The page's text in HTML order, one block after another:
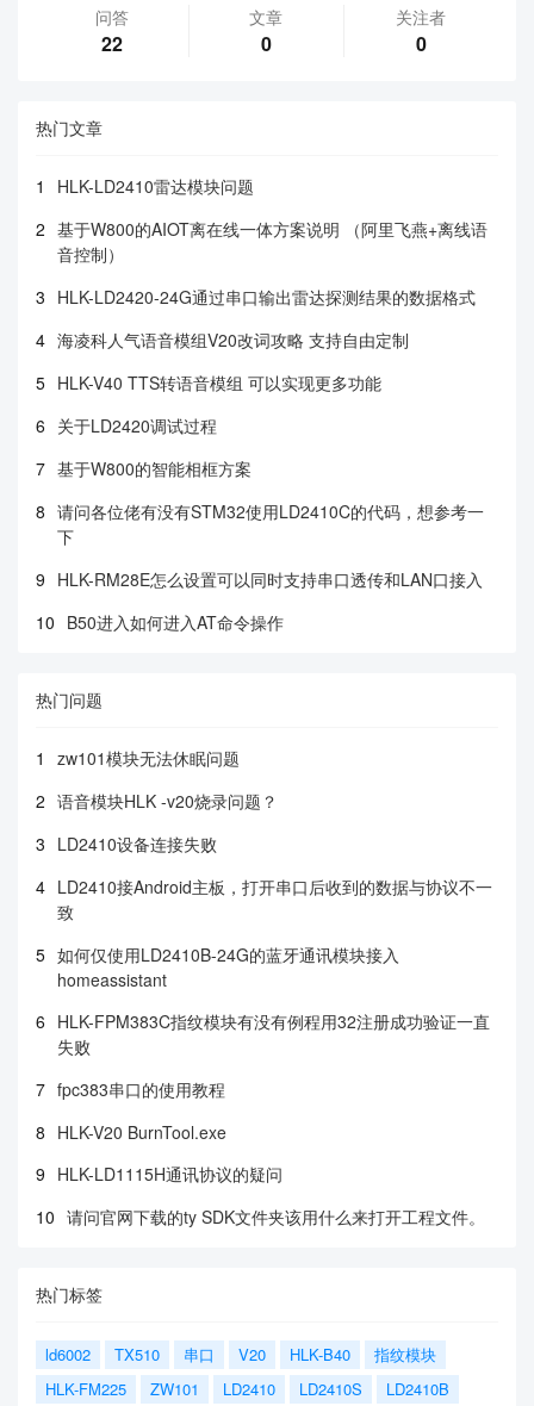
问答
22
文章
0
关注者
0
热门文章
1
HLK-LD2410雷达模块问题
2 基于W800的AIOT离在线一体方案说明 （阿里飞燕+离线语
音控制）
3 HLK-LD2420-24G通过串口输出雷达探测结果的数据格式
4 海凌科人气语音模组V20改词攻略 支持自由定制
5 HLK-V40 TTS转语音模组 可以实现更多功能
6 关于LD2420调试过程
7 基于W800的智能相框方案
8 请问各位佬有没有STM32使用LD2410C的代码，想参考一
下
9 HLK-RM28E怎么设置可以同时支持串口透传和LAN口接入
10 B50进入如何进入AT命令操作
热门问题
1
zw101模块无法休眠问题
2 语音模块HLK -v20烧录问题？
3 LD2410设备连接失败
4 LD2410接Android主板，打开串口后收到的数据与协议不一
致
5 如何仅使用LD2410B-24G的蓝牙通讯模块接入
homeassistant
6 HLK-FPM383C指纹模块有没有例程用32注册成功验证一直
失败
7 fpc383串口的使用教程
8 HLK-V20 BurnTool.exe
9 HLK-LD1115H通讯协议的疑问
10 请问官网下载的ty SDK文件夹该用什么来打开工程文件。
热门标签
ld6002 TX510 串口 V20 HLK-B40
指纹模块
HLK-FM225
ZW101 LD2410 LD2410S
LD2410B